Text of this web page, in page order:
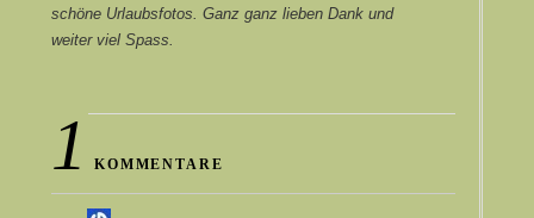
schöne Urlaubsfotos. Ganz ganz lieben Dank und
weiter viel Spass.
1 KOMMENTARE